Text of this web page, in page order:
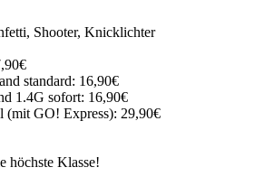
Shooter, Knicklichter
standard: 16,90€
1.4G sofort: 16,90€
(mit GO! Express): 29,90€
höchste Klasse!